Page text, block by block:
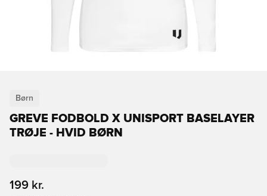
Børn
GREVE FODBOLD X UNISPORT BASELAYER
TRØJE - HVID BØRN
199 kr.